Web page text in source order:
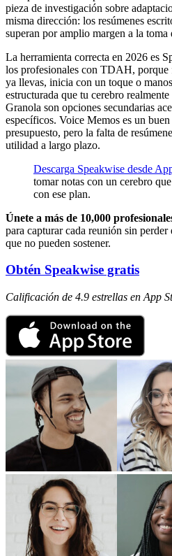
pieza de investigación sobre
misma dirección: los resúmenes
superan por amplio margen a la toma
La herramienta correcta en 2026 es
los profesionales con TDAH,
ya llevas, inicia con un toque o
estructurada que tu cerebro
Granola son opciones secundarias
específicos. Voice Memos es un
presupuesto, pero la falta de
utilidad a largo plazo.
Descarga Speakwise desde
tomar notas con un cerebro
con ese plan.
Únete a más de 10,000
para capturar cada reunión sin
que no pueden sostener.
Obtén Speakwise gratis
Calificación de 4.9 estrellas en App